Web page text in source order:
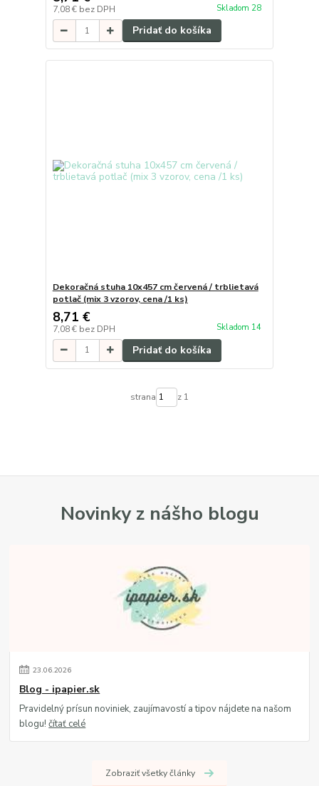
7,08 € bez DPH Skladom 28
Pridať do košíka
Dekoračná stuha 10x457 cm červená / trblietavá
potlač (mix 3 vzorov, cena /1 ks)
8,71 €
7,08 € bez DPH Skladom 14
Pridať do košíka
strana z 1
Novinky z nášho blogu
23.06.2026
Blog - ipapier.sk
Pravidelný prísun noviniek, zaujímavostí a tipov nájdete na našom
blogu!čítať celé
Zobraziť všetky články